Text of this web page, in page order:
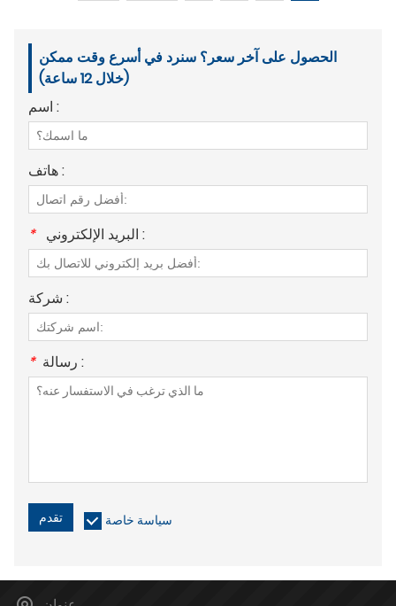
الحصول على آخر سعر؟ سنرد في أسرع وقت ممكن
(خلال 12 ساعة)
اسم :
هاتف :
* البريد الإلكتروني :
شركة :
* رسالة :
تقدم سياسة خاصة